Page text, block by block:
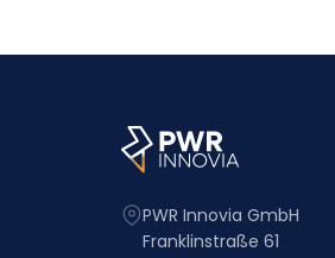
PWR Innovia GmbH
Franklinstraße 61